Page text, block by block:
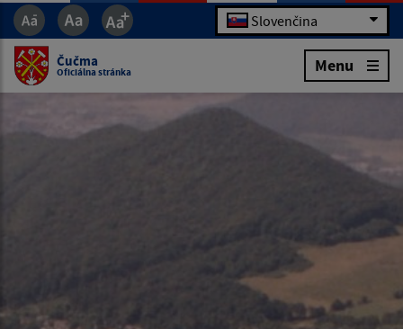
Slovenčina
Čučma
Oficiálna stránka Menu